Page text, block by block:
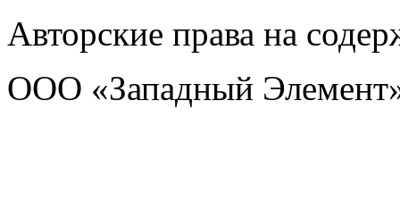
Авторские права на
ООО «Западный